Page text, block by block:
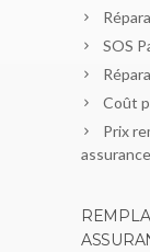
SOS
Coût
Prix
assurance